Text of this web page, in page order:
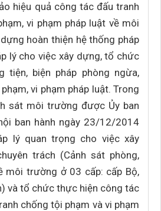
hiệu quả công tác đấu tranh
vi phạm pháp luật về môi
hoàn thiện hệ thống pháp
lý cho việc xây dựng, tổ chức
tiện, biện pháp phòng ngừa,
vi phạm pháp luật. Trong
sát môi trường được Ủy ban
ban hành ngày 23/12/2014
lý quan trọng cho việc xây
trách (Cảnh sát phòng,
môi trường ở 03 cấp: cấp Bộ,
và tổ chức thực hiện công tác
chống tội phạm và vi phạm